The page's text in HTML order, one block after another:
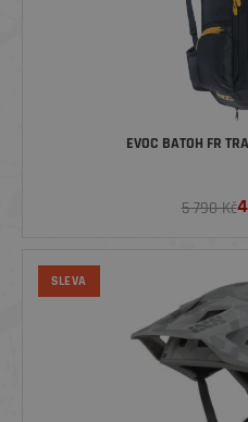
EVOC BATOH FR
5 790 Kč
SLEVA